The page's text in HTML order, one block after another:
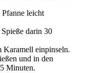
leicht
darin 30
Karamell einpinseln.
und in den
Minuten.